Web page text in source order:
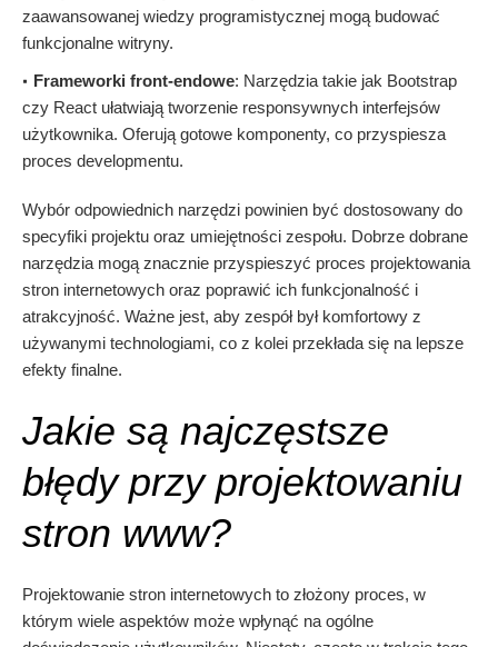
zaawansowanej wiedzy programistycznej mogą budować
funkcjonalne witryny.
Frameworki front-endowe: Narzędzia takie jak Bootstrap
czy React ułatwiają tworzenie responsywnych interfejsów
użytkownika. Oferują gotowe komponenty, co przyspiesza
proces developmentu.
Wybór odpowiednich narzędzi powinien być dostosowany do
specyfiki projektu oraz umiejętności zespołu. Dobrze dobrane
narzędzia mogą znacznie przyspieszyć proces projektowania
stron internetowych oraz poprawić ich funkcjonalność i
atrakcyjność. Ważne jest, aby zespół był komfortowy z
używanymi technologiami, co z kolei przekłada się na lepsze
efekty finalne.
Jakie są najczęstsze
błędy przy projektowaniu
stron www?
Projektowanie stron internetowych to złożony proces, w
którym wiele aspektów może wpłynąć na ogólne